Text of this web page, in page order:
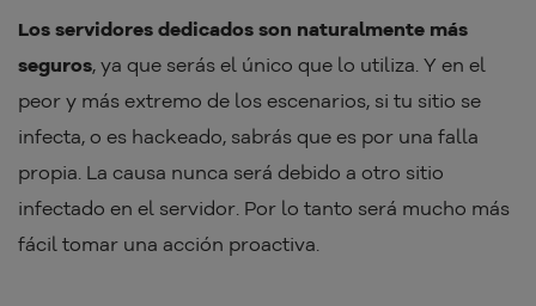
Los servidores dedicados son naturalmente más
seguros, ya que serás el único que lo utiliza. Y en el
peor y más extremo de los escenarios, si tu sitio se
infecta, o es hackeado, sabrás que es por una falla
propia. La causa nunca será debido a otro sitio
infectado en el servidor. Por lo tanto será mucho más
fácil tomar una acción proactiva.